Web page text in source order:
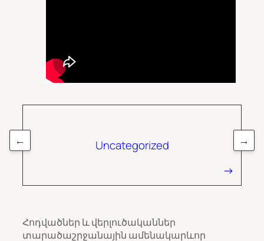
Uncategorized
← →
Հոդվածներ և վերլուծականներ
տարածաշրջանային ամենակարևոր